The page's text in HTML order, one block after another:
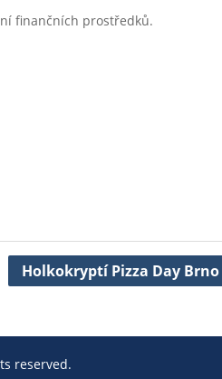
finančních prostředků.
Holkokryptí Pizza Day Brno
reserved.